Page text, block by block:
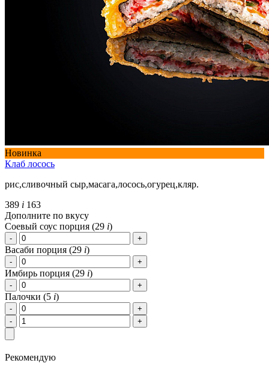
Новинка
Клаб лосось
рис,сливочный сыр,масага,лосось,огурец,кляр.
389 i 163
Дополните по вкусу
Соевый соус порция (29 i)
Васаби порция (29 i)
Имбирь порция (29 i)
Палочки (5 i)
Рекомендую